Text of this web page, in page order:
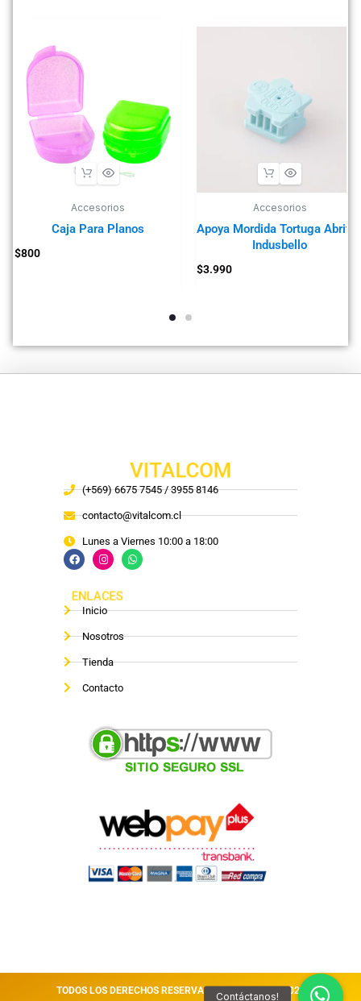
Accesorios
Caja Para Planos
$800
Accesorios
Apoya Mordida Tortuga
Indusbello
$3.990
VITALCOM
(+569) 6675 7545 / 3955 8146
contacto@vitalcom.cl
Lunes a Viernes 10:00 a 18:00
ENLACES
Inicio
Nosotros
Tienda
Contacto
TODOS LOS DERECHOS RESERVADOS VITALCOM || 2026